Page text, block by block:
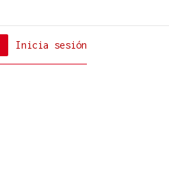
Inicia sesión